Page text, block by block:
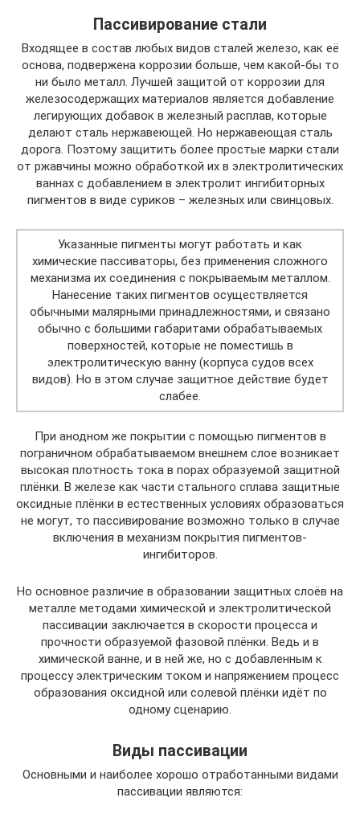
Пассивирование стали
Входящее в состав любых видов сталей железо, как её
основа, подвержена коррозии больше, чем какой-бы то
ни было металл. Лучшей защитой от коррозии для
железосодержащих материалов является добавление
легирующих добавок в железный расплав, которые
делают сталь нержавеющей. Но нержавеющая сталь
дорога. Поэтому защитить более простые марки стали
от ржавчины можно обработкой их в электролитических
ваннах с добавлением в электролит ингибиторных
пигментов в виде суриков – железных или свинцовых.
Указанные пигменты могут работать и как
химические пассиваторы, без применения сложного
механизма их соединения с покрываемым металлом.
Нанесение таких пигментов осуществляется
обычными малярными принадлежностями, и связано
обычно с большими габаритами обрабатываемых
поверхностей, которые не поместишь в
электролитическую ванну (корпуса судов всех
видов). Но в этом случае защитное действие будет
слабее.
При анодном же покрытии с помощью пигментов в
пограничном обрабатываемом внешнем слое возникает
высокая плотность тока в порах образуемой защитной
плёнки. В железе как части стального сплава защитные
оксидные плёнки в естественных условиях образоваться
не могут, то пассивирование возможно только в случае
включения в механизм покрытия пигментов-
ингибиторов.
Но основное различие в образовании защитных слоёв на
металле методами химической и электролитической
пассивации заключается в скорости процесса и
прочности образуемой фазовой плёнки. Ведь и в
химической ванне, и в ней же, но с добавленным к
процессу электрическим током и напряжением процесс
образования оксидной или солевой плёнки идёт по
одному сценарию.
Виды пассивации
Основными и наиболее хорошо отработанными видами
пассивации являются: